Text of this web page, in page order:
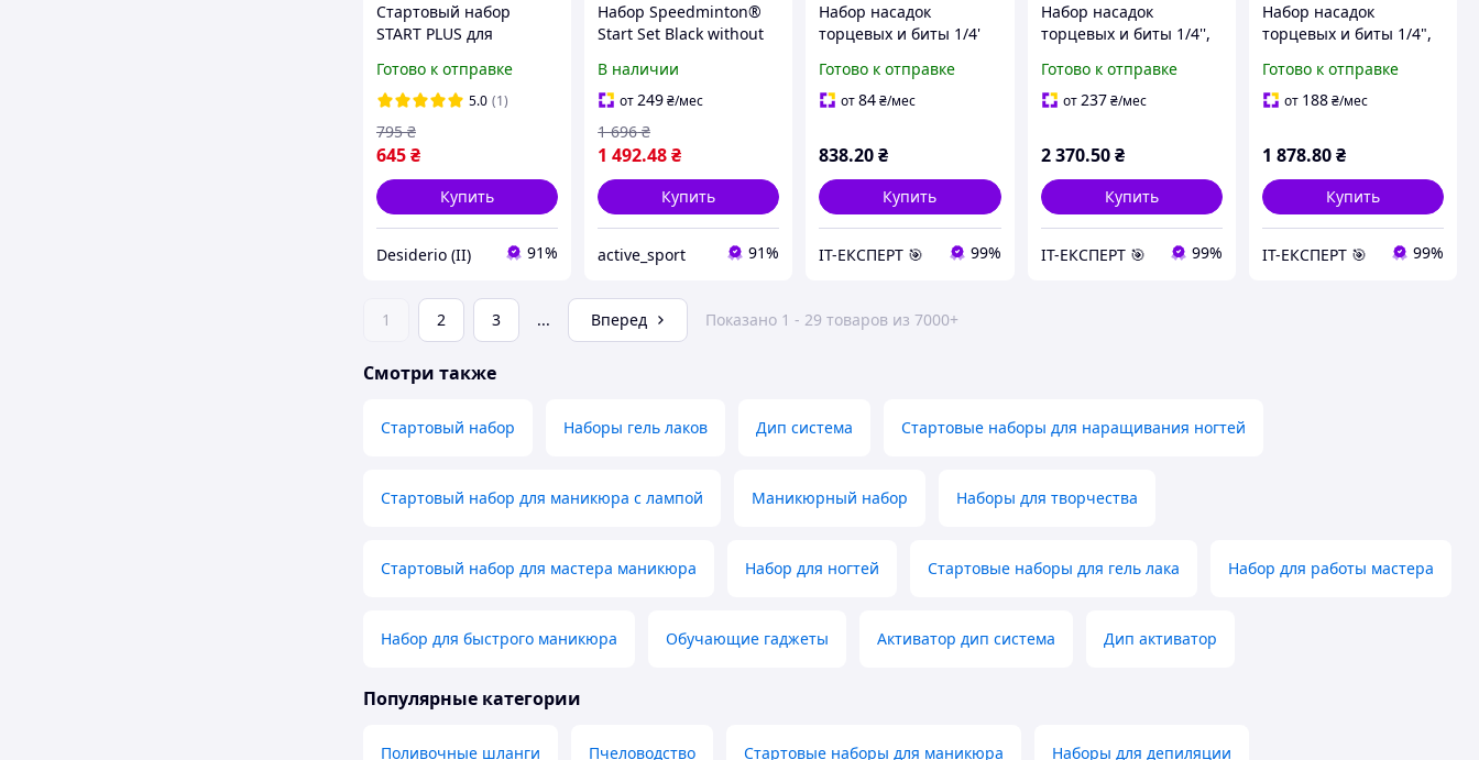
Стартовый набор
START PLUS для
воском и воскоплавом
DE
Готово к отправке
5.0 (1)
645₴
795 ₴
Купить
Desiderio (II) 91%
Набор Speedminton®
Start Set Black without
В наличии
от249₴/мес
1 492.48₴
1 696 ₴
Купить
active_sport 91%
Набор насадок
торцевых и биты 1/4'
(6003015)
Готово к отправке
от84₴/мес
838.20₴
Купить
ІТ-ЕКСПЕРТ 🎯 99%
Набор насадок
торцевых и биты 1/4'',
(6003205)
Готово к отправке
от237 ₴/мес
2 370.50 ₴
Купить
ІТ-ЕКСПЕРТ 🎯 99%
Набор насадок
торцевых и биты 1/4",
(6003145)
Готово к отправке
от 188₴/мес
1 878.80₴
Купить
ІТ-ЕКСПЕРТ 🎯 99%
1 2 3 ... Вперед Показано 1 - 29 товаров из 7000+
Смотри также
Стартовый набор Наборы гель лаков Дип система Стартовые наборы для наращивания ногтей
Стартовый набор для маникюра с лампой Маникюрный набор Наборы для творчества
Стартовый набор для мастера маникюра Набор для ногтей Стартовые наборы для гель лака Набор для работы мастера
Набор для быстрого маникюра Обучающие гаджеты Активатор дип система Дип активатор
Популярные категории
Поливочные шланги Пчеловодство Стартовые наборы для маникюра Наборы для депиляции